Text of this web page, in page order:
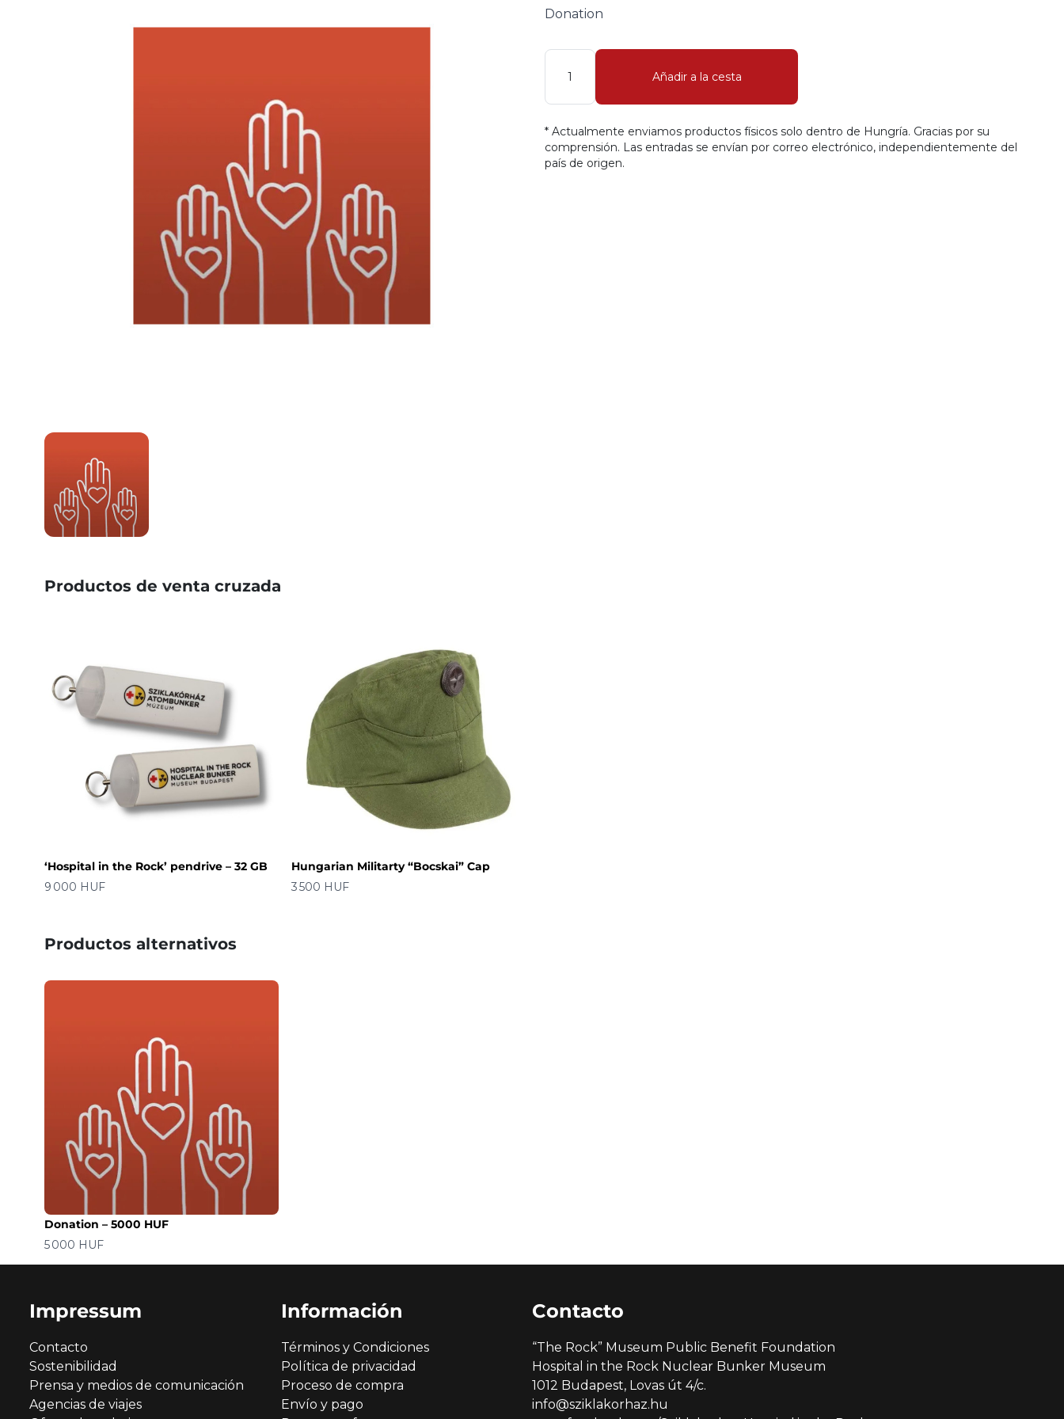
Donation
Cantidad
Añadir a la cesta
* Actualmente enviamos productos físicos solo dentro de Hungría. Gracias por su
comprensión. Las entradas se envían por correo electrónico, independientemente del
país de origen.
Productos de venta cruzada
‘Hospital in the Rock’ pendrive – 32 GB
Precio
9 000 HUF
Hungarian Militarty “Bocskai” Cap
Precio
3 500 HUF
Productos alternativos
Donation – 5000 HUF
Precio
5 000 HUF
Impressum
Contacto
Sostenibilidad
Prensa y medios de comunicación
Agencias de viajes
Información
Términos y Condiciones
Política de privacidad
Proceso de compra
Envío y pago
Contacto
“The Rock” Museum Public Benefit Foundation
Hospital in the Rock Nuclear Bunker Museum
1012 Budapest, Lovas út 4/c.
info@sziklakorhaz.hu